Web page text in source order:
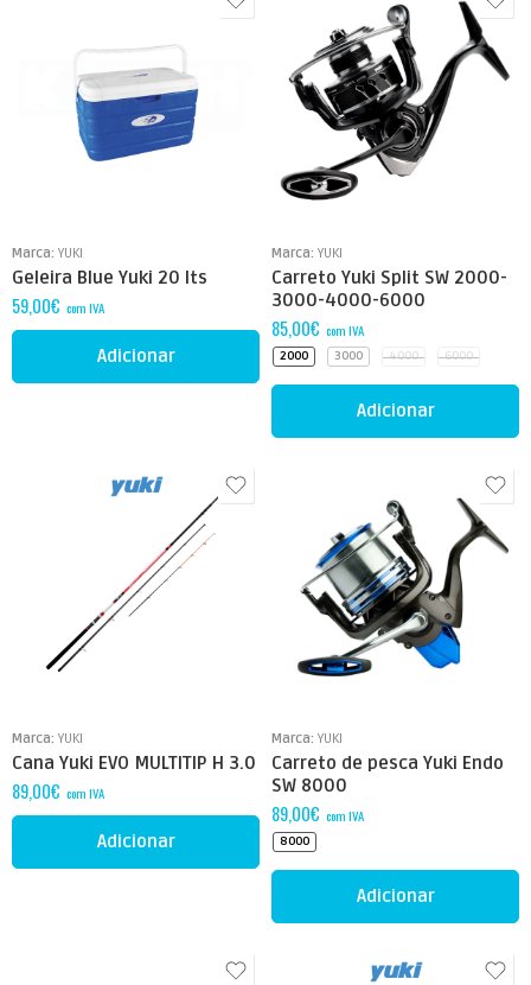
Marca: YUKI
Geleira Blue Yuki 20 lts
59,00€ com IVA
Adicionar
Marca: YUKI
Carreto Yuki Split SW 2000-
3000-4000-6000
85,00€ com IVA
2000 3000 4000 6000
Adicionar
Marca: YUKI
Cana Yuki EVO MULTITIP H 3.0
89,00€ com IVA
Adicionar
Marca: YUKI
Carreto de pesca Yuki Endo
SW 8000
89,00€ com IVA
8000
Adicionar